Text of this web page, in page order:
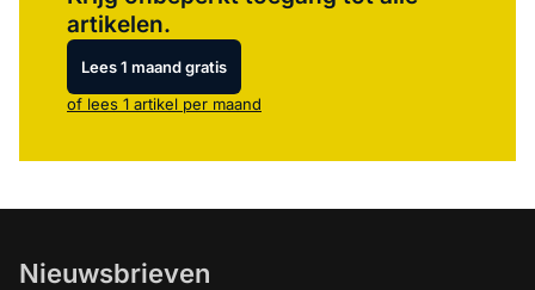
artikelen.
Lees 1 maand gratis
of lees 1 artikel per maand
Nieuwsbrieven